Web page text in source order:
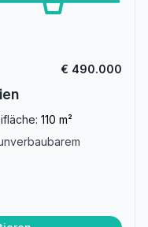
€ 490.000
110 m²